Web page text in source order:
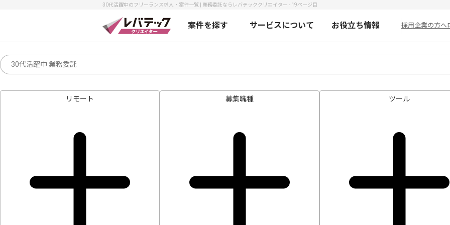
30代活躍中のフリーランス求人・案件一覧 | 業務委託ならレバテッククリエイター - 19ページ目
案件を探す サービスについて お役立ち情報 採用企業の方へ
リモート 募集職種 ツール